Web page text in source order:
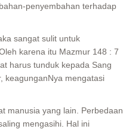
penyembahan terhadap
sangat sulit untuk
karena itu Mazmur 148 : 7
harus tunduk kepada Sang
keagunganNya mengatasi
manusia yang lain. Perbedaan
mengasihi. Hal ini